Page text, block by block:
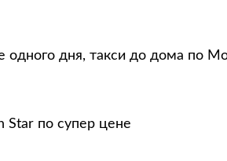
дня, такси до дома по
Star по супер цене